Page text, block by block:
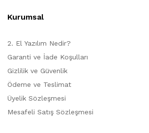
Kurumsal
2. El Yazılım Nedir?
Garanti ve İade Koşulları
Gizlilik ve Güvenlik
Ödeme ve Teslimat
Üyelik Sözleşmesi
Mesafeli Satış Sözleşmesi